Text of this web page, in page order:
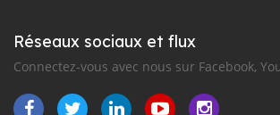
Réseaux sociaux et flux
Connectez-vous avec nous sur Facebook,